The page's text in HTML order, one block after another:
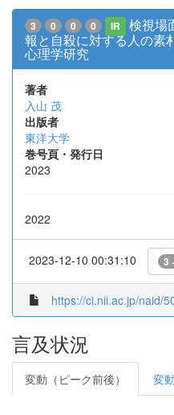
3 0 0 0 IR
検視場
報と自殺に対する人の素
心理学研究
著者
入山 茂
出版者
東洋大学
巻号頁・発行日
2023
2022
2023-12-10 00:31:10 3
https://ci.nii.ac.jp/naid/
言及状況
変動（ピーク前後） 変